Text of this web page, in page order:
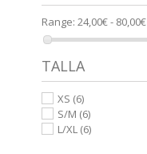
Range: 24,00€ - 80,00€
TALLA
XS (6)
S/M (6)
L/XL (6)